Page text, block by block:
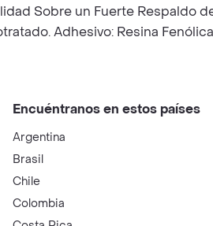
Sobre un Fuerte Respaldo
Adhesivo: Resina
Encuéntranos en estos países
Argentina
Brasil
Chile
Colombia